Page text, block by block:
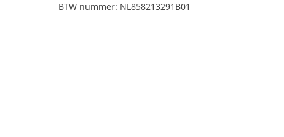
BTW nummer: NL858213291B01